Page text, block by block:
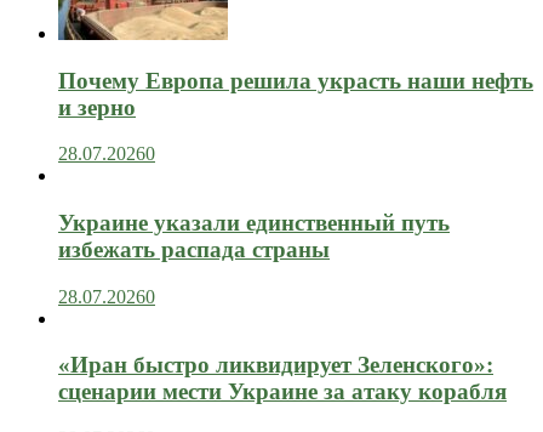
Почему Европа решила украсть наши нефть
и зерно
28.07.20260
Украине указали единственный путь
избежать распада страны
28.07.20260
«Иран быстро ликвидирует Зеленского»:
сценарии мести Украине за атаку корабля